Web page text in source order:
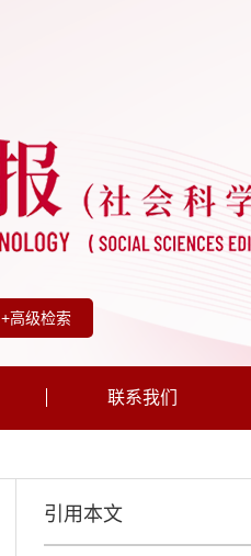
+高级检索
联系我们
引用本文